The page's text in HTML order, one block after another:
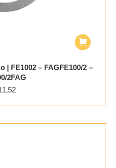
| FE1002 – FAGFE100/2 –
2FAG